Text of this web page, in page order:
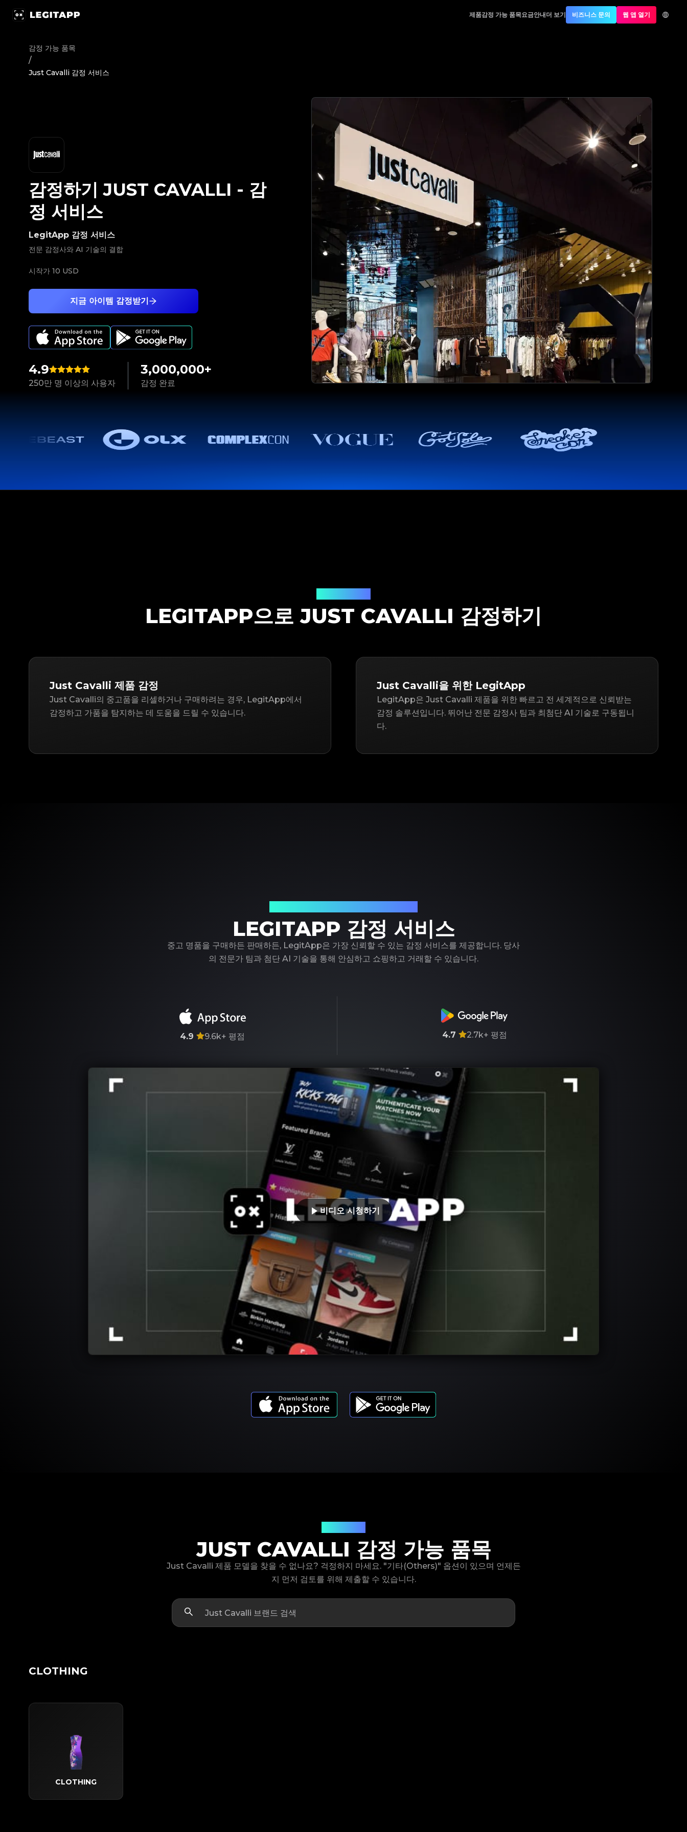
제품감정 가능 품목요금안내더 보기 비즈니스 문의 웹 앱 열기
감정 가능 품목
/
Just Cavalli 감정 서비스
4.9
250만 명 이상의 사용자
3,000,000+
감정 완료
지금 아이템 감정받기
LegitApp 감정 서비스
전문 감정사와 AI 기술의 결합
시작가 10 USD
감정하기 JUST CAVALLI - 감
정 서비스
LEGITAPP으로 JUST CAVALLI 감정하기
Just Cavalli 제품 감정
Just Cavalli의 중고품을 리셀하거나 구매하려는 경우, LegitApp에서
감정하고 가품을 탐지하는 데 도움을 드릴 수 있습니다.
Just Cavalli을 위한 LegitApp
LegitApp은 Just Cavalli 제품을 위한 빠르고 전 세계적으로 신뢰받는
감정 솔루션입니다. 뛰어난 전문 감정사 팀과 최첨단 AI 기술로 구동됩니
다.
LEGITAPP 감정 서비스
중고 명품을 구매하든 판매하든, LegitApp은 가장 신뢰할 수 있는 감정 서비스를 제공합니다. 당사
의 전문가 팀과 첨단 AI 기술을 통해 안심하고 쇼핑하고 거래할 수 있습니다.
4.9 9.6k+ 평점 4.7 2.7k+ 평점
비디오 시청하기
JUST CAVALLI 감정 가능 품목
Just Cavalli 제품 모델을 찾을 수 없나요? 걱정하지 마세요. "기타(Others)" 옵션이 있으며 언제든
지 먼저 검토를 위해 제출할 수 있습니다.
CLOTHING
CLOTHING